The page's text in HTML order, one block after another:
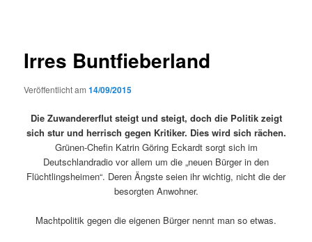
Irres Buntfieberland
Veröffentlicht am14/09/2015
Die Zuwandererflut steigt und steigt, doch die Politik zeigt
sich stur und herrisch gegen Kritiker. Dies wird sich rächen.
Grünen-Chefin Katrin Göring Eckardt sorgt sich im
Deutschlandradio vor allem um die „neuen Bürger in den
Flüchtlingsheimen“. Deren Ängste seien ihr wichtig, nicht die der
besorgten Anwohner.
Machtpolitik gegen die eigenen Bürger nennt man so etwas.